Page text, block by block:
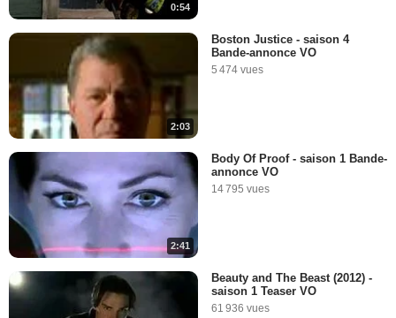
0:54
2:03
Boston Justice - saison 4
Bande-annonce VO
5 474 vues
2:41
Body Of Proof - saison 1 Bande-
annonce VO
14 795 vues
Beauty and The Beast (2012) -
saison 1 Teaser VO
61 936 vues